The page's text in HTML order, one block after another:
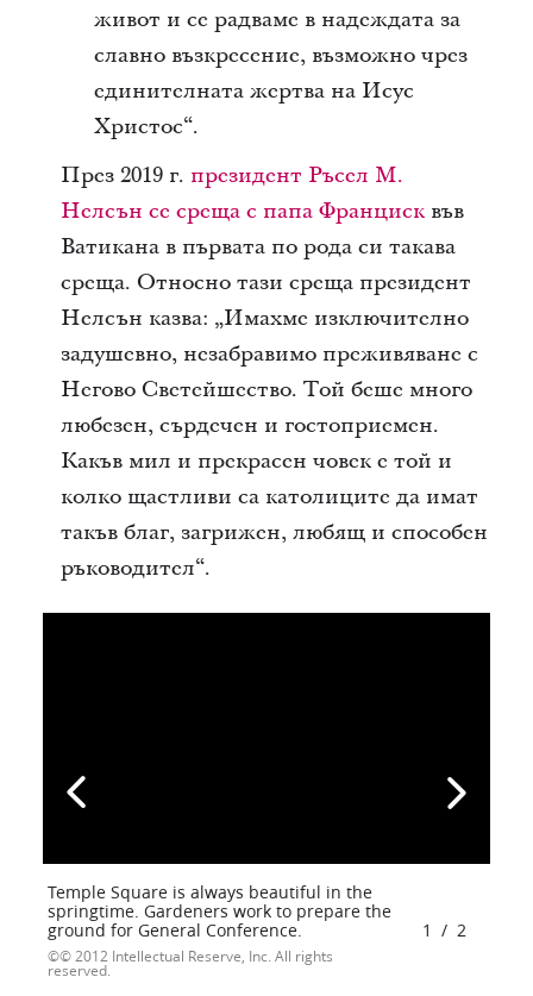
живот и се радваме в надеждата за
славно възкресение, възможно чрез
единителната жертва на Исус
Христос“.
През 2019 г. президент Ръсел М.
Нелсън се среща с папа Францисквъв
Ватикана в първата по рода си такава
среща. Относно тази среща президент
Нелсън казва: „Имахме изключително
задушевно, незабравимо преживяване с
Негово Светейшество. Той беше много
любезен, сърдечен и гостоприемен.
Какъв мил и прекрасен човек е той и
колко щастливи са католиците да имат
такъв благ, загрижен, любящ и способен
ръководител“.
Temple Square is always beautiful in the
springtime. Gardeners work to prepare the
ground for General Conference.
© 2012 Intellectual Reserve, Inc. All rights
reserved.
1 / 2